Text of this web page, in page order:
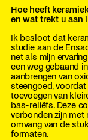
Hoe heeft
en wat trekt u aan
Ik besloot dat
studie aan de
net als mijn
een weg gebaand
aanbrengen van
steengoed,
toevoegen van
bas-reliëfs. Deze
verbonden zijn met
omvang van de
formaten.